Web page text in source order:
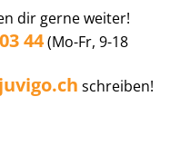
dir gerne weiter!
44(Mo-Fr, 9-18
schreiben!